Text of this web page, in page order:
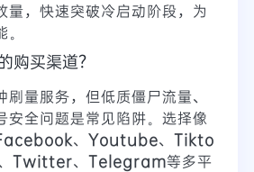
量，快速突破冷启动阶段，为
购买渠道？
刷量服务，但低质僵尸流量、
安全问题是常见陷阱。选择像
、 Youtube、 Tikto
Twitter、 Telegram等多平